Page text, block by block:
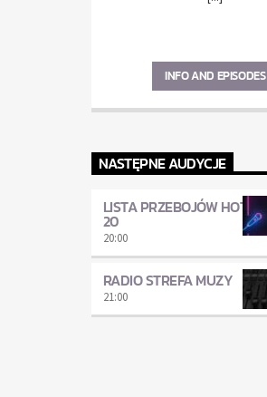
INFO AND EPISODES
NASTĘPNE AUDYCJE
LISTA PRZEBOJÓW HOT
20
20:00
RADIO STREFA MUZY
21:00